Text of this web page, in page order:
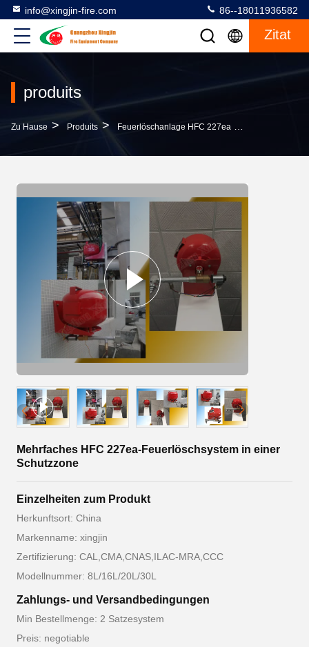
info@xingjin-fire.com 86--18011936582
Zitat
produits
Zu Hause > Produits > Feuerlöschanlage HFC 227ea >
Mehrfaches HFC 227ea-Feuerlöschsystem in einer
Schutzzone
Einzelheiten zum Produkt
Herkunftsort: China
Markenname: xingjin
Zertifizierung: CAL,CMA,CNAS,ILAC-MRA,CCC
Modellnummer: 8L/16L/20L/30L
Zahlungs- und Versandbedingungen
Min Bestellmenge: 2 Satzesystem
Preis: negotiable